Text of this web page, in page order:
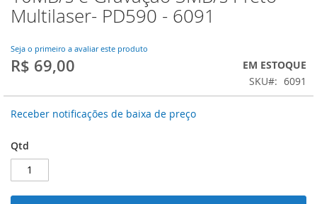
início
Galeria
de
imagens
Multilaser- PD590 - 6091
Seja o primeiro a avaliar este produto
R$ 69,00
EM ESTOQUE
SKU
6091
Receber notificações de baixa de preço
Qtd